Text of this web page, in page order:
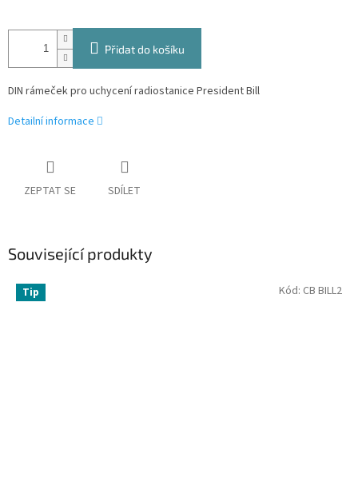
Přidat do košíku
DIN rámeček pro uchycení radiostanice President Bill
Detailní informace
ZEPTAT SE SDÍLET
Související produkty
Tip Kód: CB BILL2